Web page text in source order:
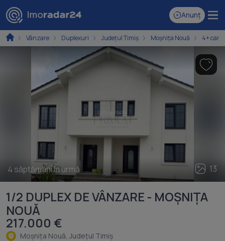
Anunț
Vânzare Duplexuri Județul Timiș Moșnița Nouă 4+
4 săptămâni în urmă 13
1/2 DUPLEX DE VÂNZARE - MOȘNIȚA
NOUĂ
217.000 €
Moşniţa Nouă, Judeţul Timiş